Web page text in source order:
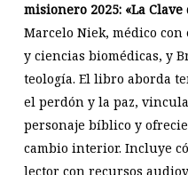
misionero 2025: «La Clave
Marcelo Niek, médico
y ciencias biomédicas, y
teología. El libro aborda
el perdón y la paz,
personaje bíblico y
cambio interior. Incluye
lector con recursos